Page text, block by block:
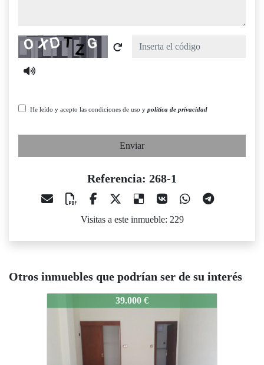
Captcha
He leído y acepto las condiciones de uso y política de privacidad
Enviar
Referencia: 268-1
Visitas a este inmueble: 229
Otros inmuebles que podrían ser de su interés
39.000 €
268-1